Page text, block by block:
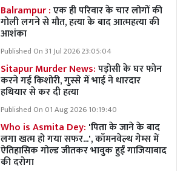
Balrampur :एक ही परिवार के चार लोगों की
गोली लगने से मौत, हत्या के बाद आत्महत्या की
आशंका
Published On 31 Jul 2026 23:05:04
Sitapur Murder News:पड़ोसी के घर फोन
करने गई किशोरी, गुस्से में भाई ने धारदार
हथियार से कर दी हत्या
Published On 01 Aug 2026 10:19:40
Who is Asmita Dey: 'पिता के जाने के बाद
लगा खत्म हो गया सफर...', कॉमनवेल्थ गेम्स में
ऐतिहासिक गोल्ड जीतकर भावुक हुईं गाजियाबाद
की दरोगा